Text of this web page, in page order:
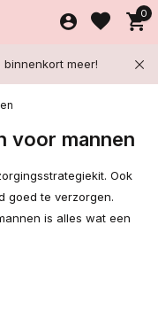
0
meer!
voor mannen
Ook
goed te verzorgen.
is alles wat een